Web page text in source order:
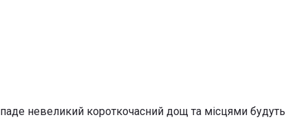
невеликий короткочасний дощ та місцями будуть